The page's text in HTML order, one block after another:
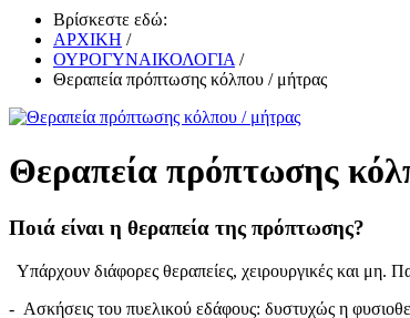
Βρίσκεστε εδώ:
ΑΡΧΙΚΗ /
ΟΥΡΟΓΥΝΑΙΚΟΛΟΓΙΑ /
Θεραπεία πρόπτωσης κόλπου / μήτρας
Θεραπεία πρόπτωσης
Ποιά είναι η θεραπεία της πρόπτωσης?
Υπάρχουν διάφορες θεραπείες, χειρουργικές και μη.
- Ασκήσεις του πυελικού εδάφους: δυστυχώς η